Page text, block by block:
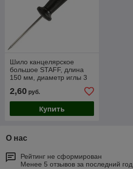
Шило канцелярское
большое STAFF, длина
150 мм, диаметр иглы 3
2,60 руб.
Купить
О нас
Рейтинг не сформирован
Менее 5 отзывов за последний год